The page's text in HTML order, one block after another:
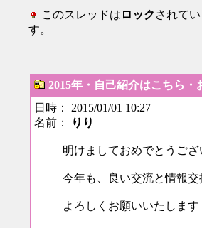
このスレッドは ロック されて
す。
2015年・自己紹介はこちら
日時： 2015/01/01 10:27
名前：
りり
明けましておめでとうござ
今年も、良い交流と情報
よろしくお願いいたします